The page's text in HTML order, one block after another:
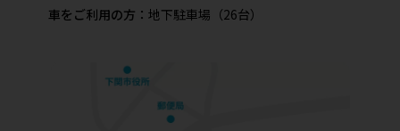
車をご利用の方： 地下駐車場（26台）